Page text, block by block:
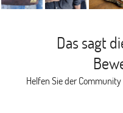
Das sagt
Helfen Sie der